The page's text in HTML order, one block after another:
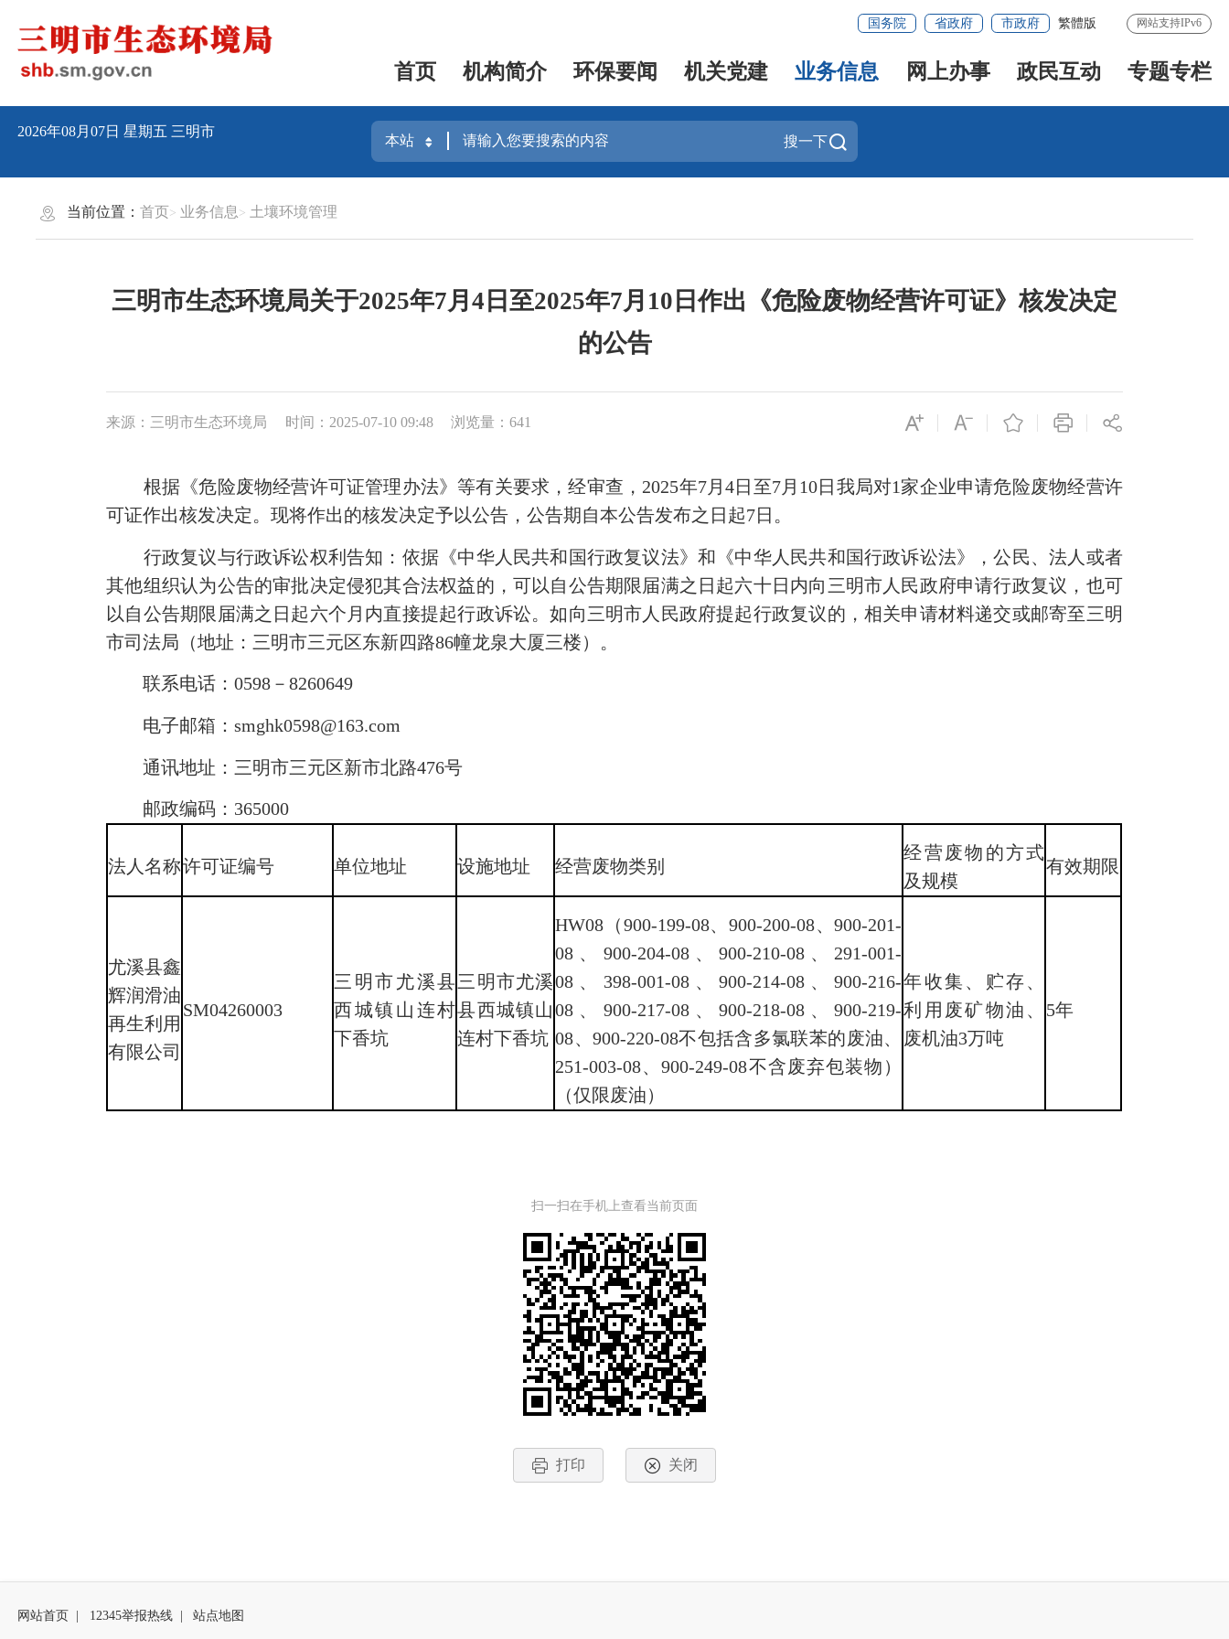
国务院 省政府 市政府 繁體版 网站支持IPv6
首页 机构简介 环保要闻 机关党建 业务信息 网上办事 政民互动 专题专栏
2026年08月07日星期五 三明市
搜一下
当前位置：首页 业务信息 土壤环境管理
三明市生态环境局关于2025年7月4日至2025年7月10日作出《危险废物经营许可证》核发决定
的公告
来源：三明市生态环境局 时间：2025-07-10 09:48 浏览量：641
根据《危险废物经营许可证管理办法》等有关要求，经审查，2025年7月4日至7月10日我局对1家企业申请危险废物经营许
可证作出核发决定。现将作出的核发决定予以公告，公告期自本公告发布之日起7日。
行政复议与行政诉讼权利告知：依据《中华人民共和国行政复议法》和《中华人民共和国行政诉讼法》，公民、法人或者
其他组织认为公告的审批决定侵犯其合法权益的，可以自公告期限届满之日起六十日内向三明市人民政府申请行政复议，也可
以自公告期限届满之日起六个月内直接提起行政诉讼。如向三明市人民政府提起行政复议的，相关申请材料递交或邮寄至三明
市司法局（地址：三明市三元区东新四路86幢龙泉大厦三楼）。
联系电话：0598－8260649
电子邮箱：smghk0598@163.com
通讯地址：三明市三元区新市北路476号
邮政编码：365000
法人名称许可证编号 单位地址 设施地址 经营废物类别
经营废物的方式
及规模
有效期限
尤溪县鑫
辉润滑油
再生利用
有限公司
SM04260003
三明市尤溪县
西城镇山连村
下香坑
三明市尤溪
县西城镇山
连村下香坑
HW08（900-199-08、900-200-08、900-201-
08、900-204-08、900-210-08、291-001-
08、398-001-08、900-214-08、900-216-
08、900-217-08、900-218-08、900-219-
08、900-220-08不包括含多氯联苯的废油、
251-003-08、900-249-08不含废弃包装物）
（仅限废油）
年收集、贮存、
利用废矿物油、
废机油3万吨
5年
扫一扫在手机上查看当前页面
打印 关闭
网站首页 | 12345举报热线 | 站点地图